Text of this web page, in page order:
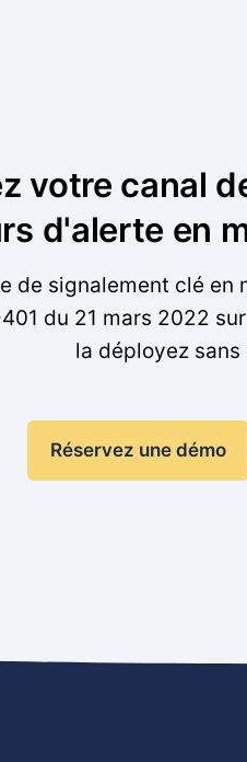
votre canal
d'alerte en
de signalement clé en
du 21 mars 2022
la déployez
Réservez une démo